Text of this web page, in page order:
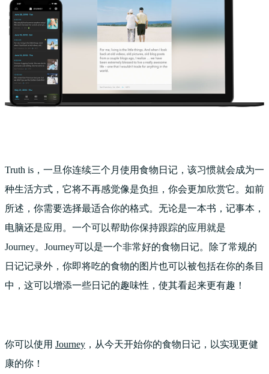
Truth is，一旦你连续三个月使用食物日记，该习惯就会成为一
种生活方式，它将不再感觉像是负担，你会更加欣赏它。如前
所述，你需要选择最适合你的格式。无论是一本书，记事本，
电脑还是应用。一个可以帮助你保持跟踪的应用就是
Journey。Journey可以是一个非常好的食物日记。除了常规的
日记记录外，你即将吃的食物的图片也可以被包括在你的条目
中，这可以增添一些日记的趣味性，使其看起来更有趣！
你可以使用 Journey ，从今天开始你的食物日记，以实现更健
康的你！